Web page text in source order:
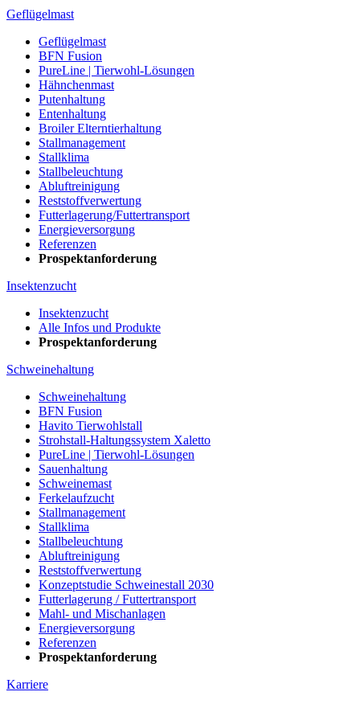
Geflügelmast
Geflügelmast
BFN Fusion
PureLine | Tierwohl-Lösungen
Hähnchenmast
Putenhaltung
Entenhaltung
Broiler Elterntierhaltung
Stallmanagement
Stallklima
Stallbeleuchtung
Abluftreinigung
Reststoffverwertung
Futterlagerung/Futtertransport
Energieversorgung
Referenzen
Prospektanforderung
Insektenzucht
Insektenzucht
Alle Infos und Produkte
Prospektanforderung
Schweinehaltung
Schweinehaltung
BFN Fusion
Havito Tierwohlstall
Strohstall-Haltungssystem Xaletto
PureLine | Tierwohl-Lösungen
Sauenhaltung
Schweinemast
Ferkelaufzucht
Stallmanagement
Stallklima
Stallbeleuchtung
Abluftreinigung
Reststoffverwertung
Konzeptstudie Schweinestall 2030
Futterlagerung / Futtertransport
Mahl- und Mischanlagen
Energieversorgung
Referenzen
Prospektanforderung
Karriere